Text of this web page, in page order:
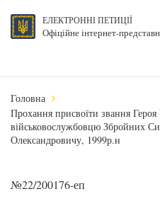
ЕЛЕКТРОННІ ПЕТИЦІЇ
Офіційне інтернет-
Головна
Прохання присвоїти звання
військовослужбовцю Збройних
Олександровичу, 1999р.н
№22/200176-еп